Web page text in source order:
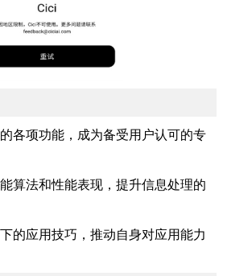
各项功能，成为备受用户认可的专
算法和性能表现，提升信息处理的
的应用技巧，推动自身对应用能力